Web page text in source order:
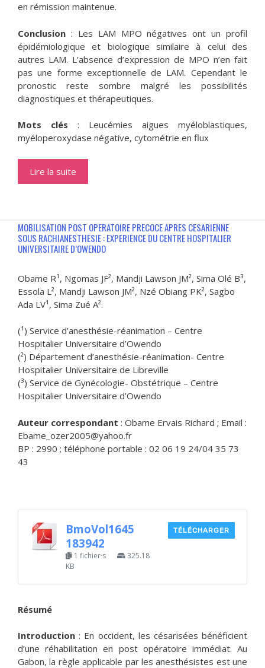
en rémission maintenue.
Conclusion : Les LAM MPO négatives ont un profil
épidémiologique et biologique similaire à celui des
autres LAM. L’absence d’expression de MPO n’en fait
pas une forme exceptionnelle de LAM. Cependant le
pronostic reste sombre malgré les possibilités
diagnostiques et thérapeutiques.
Mots clés : Leucémies aigues myéloblastiques,
myéloperoxydase négative, cytométrie en flux
Lire la suite
MOBILISATION POST OPERATOIRE PRECOCE APRES CESARIENNE
SOUS RACHIANESTHESIE : EXPERIENCE DU CENTRE HOSPITALIER
UNIVERSITAIRE D’OWENDO
Obame R¹, Ngomas JF², Mandji Lawson JM², Sima Olé B³,
Essola L², Mandji Lawson JM², Nzé Obiang PK², Sagbo
Ada LV¹, Sima Zué A².
(¹) Service d’anesthésie-réanimation – Centre
Hospitalier Universitaire d’Owendo
(²) Département d’anesthésie-réanimation- Centre
Hospitalier Universitaire de Libreville
(³) Service de Gynécologie- Obstétrique – Centre
Hospitalier Universitaire d’Owendo
Auteur correspondant : Obame Ervais Richard ; Email :
Ebame_ozer2005@yahoo.fr
BP : 2990 ; téléphone portable : 02 06 19 24/04 35 73
43
BmoVol1645
183942
1 fichier·s
325.18
KB
TÉLÉCHARGER
Résumé
Introduction : En occident, les césarisées bénéficient
d’une réhabilitation en post opératoire immédiat. Au
Gabon, la règle applicable par les anesthésistes est une